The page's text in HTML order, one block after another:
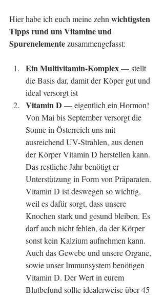
Hier habe ich euch meine zehn wichtigsten
Tipps rund um Vitamine und
Spurenelemente zusammengefasst:
Ein Multivitamin-Komplex — stellt
die Basis dar, damit der Köper gut und
ideal versorgt ist
Vitamin D — eigentlich ein Hormon!
Von Mai bis September versorgt die
Sonne in Österreich uns mit
ausreichend UV-Strahlen, aus denen
der Körper Vitamin D herstellen kann.
Das restliche Jahr benötigt er
Unterstützung in Form von Präparaten.
Vitamin D ist deswegen so wichtig,
weil es dafür sorgt, dass unsere
Knochen stark und gesund bleiben. Es
darf auch nicht fehlen, da der Körper
sonst kein Kalzium aufnehmen kann.
Auch das Gewebe und unsere Organe,
sowie unser Immunsystem benötigen
Vitamin D. Der Wert in eurem
Blutbefund sollte idealerweise über 45